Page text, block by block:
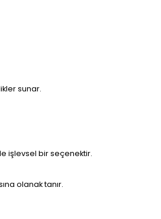
sunar.
işlevsel bir seçenektir.
olanak tanır.